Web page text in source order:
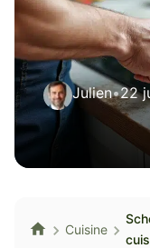
Julien•22
Cuisine